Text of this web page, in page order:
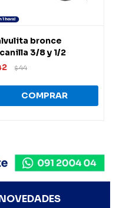
bronce
3/8 y 1/2
$44